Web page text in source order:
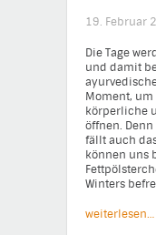
19. Februar
Die Tage
und damit
Moment,
körperliche
öffnen.
fällt auch
können uns
Winters
weiterlesen…